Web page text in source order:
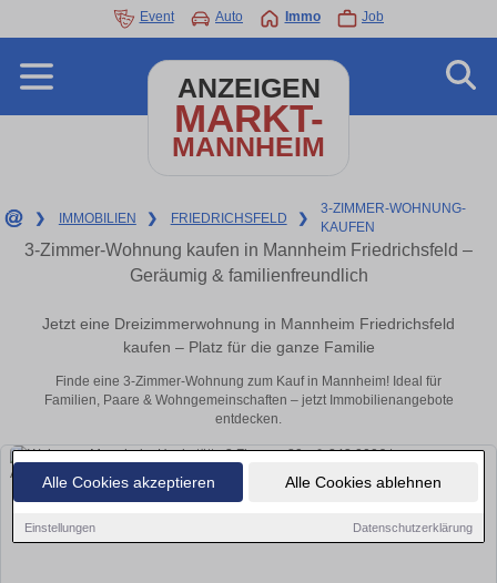
Alle Cookies akzeptieren Alle Cookies ablehnen
Einstellungen Datenschutzerklärung
Event Auto Immo Job
ANZEIGEN
MARKT-
MANNHEIM
❯ IMMOBILIEN ❯ FRIEDRICHSFELD ❯
3-ZIMMER-WOHNUNG-
KAUFEN
3-Zimmer-Wohnung kaufen in Mannheim Friedrichsfeld –
Geräumig & familienfreundlich
Jetzt eine Dreizimmerwohnung in Mannheim Friedrichsfeld
kaufen – Platz für die ganze Familie
Finde eine 3-Zimmer-Wohnung zum Kauf in Mannheim! Ideal für
Familien, Paare & Wohngemeinschaften – jetzt Immobilienangebote
entdecken.